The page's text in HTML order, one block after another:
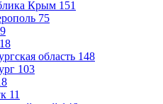
Крым 151
75
18
область 148
103
11